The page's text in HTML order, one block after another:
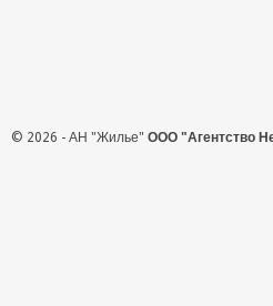
© 2026 - АН "Жилье" ООО "Агентство